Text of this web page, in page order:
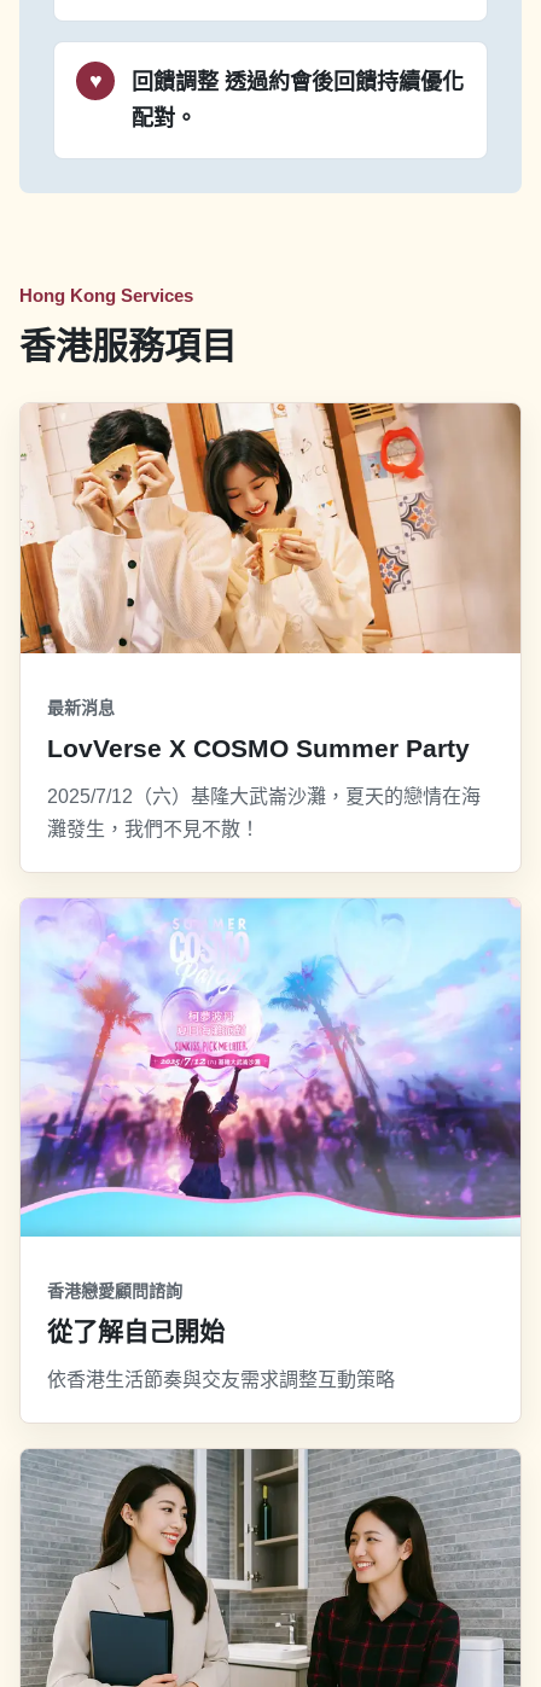
回饋調整 透過約會後回饋持續優化
配對。
Hong Kong Services
香港服務項目
最新消息
LovVerse X COSMO Summer Party
2025/7/12（六）基隆大武崙沙灘，夏天的戀情在海
灘發生，我們不見不散！
香港戀愛顧問諮詢
從了解自己開始
依香港生活節奏與交友需求調整互動策略